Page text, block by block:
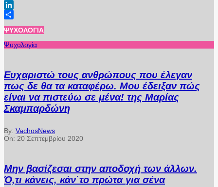
Tumblr
LinkedIn
ΨΥΧΟΛΟΓΊΑ
Ψυχολογία
Ευχαριστώ τους ανθρώπους που έλεγαν
πως δε θα τα καταφέρω. Μου έδειξαν πώς
είναι να πιστεύω σε μένα! της Μαρίας
Σκαμπαρδώνη
By: VachosNews
On: 20 Σεπτεμβρίου 2020
Μην βασίζεσαι στην αποδοχή των άλλων.
Ό,τι κάνεις, κάν΄το πρώτα για σένα